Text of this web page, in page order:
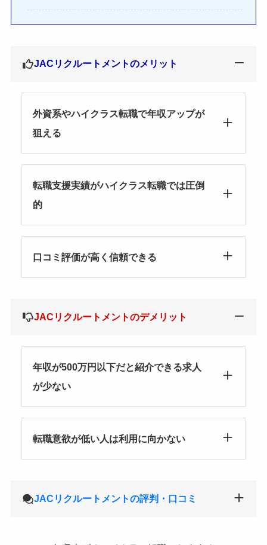
JACリクルートメントのメリット
外資系やハイクラス転職で年収アップが
狙える
転職支援実績がハイクラス転職では圧倒
的
口コミ評価が高く信頼できる
JACリクルートメントのデメリット
年収が500万円以下だと紹介できる求人
が少ない
転職意欲が低い人は利用に向かない
JACリクルートメントの評判・口コミ